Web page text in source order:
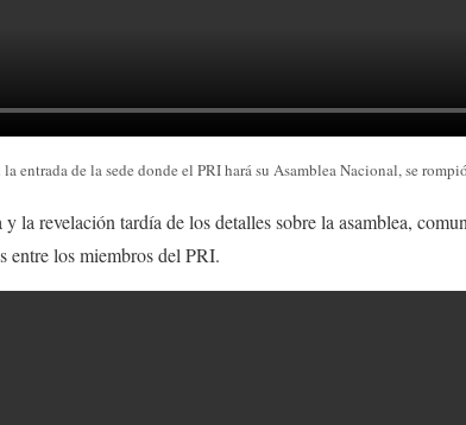
entrada de la sede donde el PRI hará su Asamblea Nacional, se
la revelación tardía de los detalles sobre la asamblea,
entre los miembros del PRI.